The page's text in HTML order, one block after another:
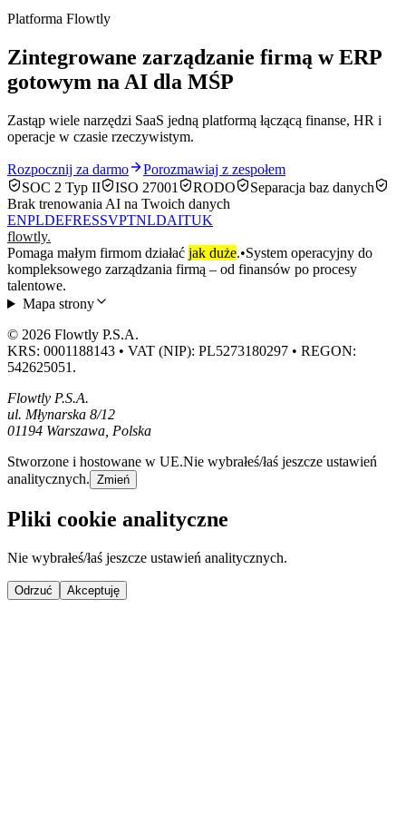
Platforma Flowtly
Zintegrowane zarządzanie firmą w ERP
gotowym na AI dla MŚP
Zastąp wiele narzędzi SaaS jedną platformą łączącą finanse, HR i
operacje w czasie rzeczywistym.
Rozpocznij za darmo
Porozmawiaj z zespołem
SOC 2 Typ II
ISO 27001 RODO
Separacja baz danych
Brak trenowania AI na Twoich danych
ENPLDEFRESSVPTNLDAITUK
flowtly.
Pomaga małym firmom działać jak duże.•System operacyjny do
kompleksowego zarządzania firmą – od finansów po procesy
talentowe.
Mapa strony
© 2026 Flowtly P.S.A.
KRS: 0001188143 • VAT (NIP): PL5273180297 • REGON:
542625051.
Flowtly P.S.A.
ul. Młynarska 8/12
01194 Warszawa, Polska
Stworzone i hostowane w UE.Nie wybrałeś/łaś jeszcze ustawień
analitycznych. Zmień
Pliki cookie analityczne
Nie wybrałeś/łaś jeszcze ustawień analitycznych.
Odrzuć Akceptuję